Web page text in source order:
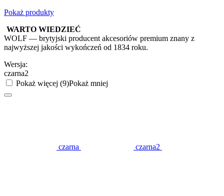
Pokaż produkty
WARTO WIEDZIEĆ
WOLF — brytyjski producent akcesoriów premium znany z
najwyższej jakości wykończeń od 1834 roku.
Wersja:
czarna2
Pokaż więcej (9)Pokaż mniej
czarna czarna2